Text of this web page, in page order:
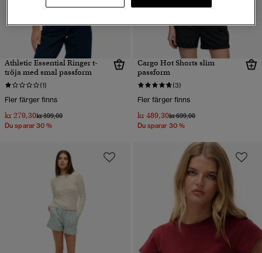
Athletic Essential Ringer t-
tröja med smal passform
(1)
Fler färger finns
kr 279,30Pris reducerat från
kr 399,00till
Du sparar 30 %
Cargo Hot Shorts slim
passform
(3)
Fler färger finns
kr 489,30Pris reducerat från
kr 699,00till
Du sparar 30 %